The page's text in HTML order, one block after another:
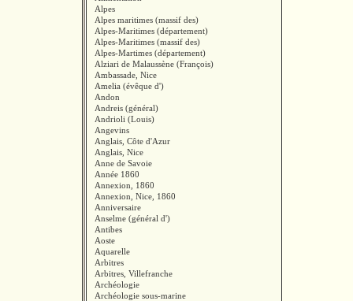
Alpes
Alpes maritimes (massif des)
Alpes-Maritimes (département)
Alpes-Maritimes (massif des)
Alpes-Martimes (département)
Alziari de Malaussène (François)
Ambassade, Nice
Amelia (évêque d')
Andon
Andreis (général)
Andrioli (Louis)
Angevins
Anglais, Côte d'Azur
Anglais, Nice
Anne de Savoie
Année 1860
Annexion, 1860
Annexion, Nice, 1860
Anniversaire
Anselme (général d')
Antibes
Aoste
Aquarelle
Arbitres
Arbitres, Villefranche
Archéologie
Archéologie sous-marine